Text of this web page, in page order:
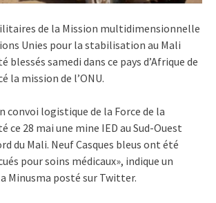
de la Mission multidimensionnelle
Unies pour la stabilisation au Mali
blessés samedi dans ce pays d’Afrique de
la mission de l’ONU.
convoi logistique de la Force de la
ce 28 mai une mine IED au Sud-Ouest
du Mali. Neuf Casques bleus ont été
pour soins médicaux», indique un
Minusma posté sur Twitter.